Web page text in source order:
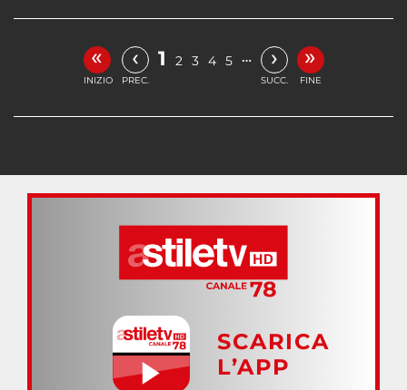
«
INIZIO
‹
PREC.
1 2 3 4 5 … ›
SUCC.
»
FINE
SCARICA
L’APP